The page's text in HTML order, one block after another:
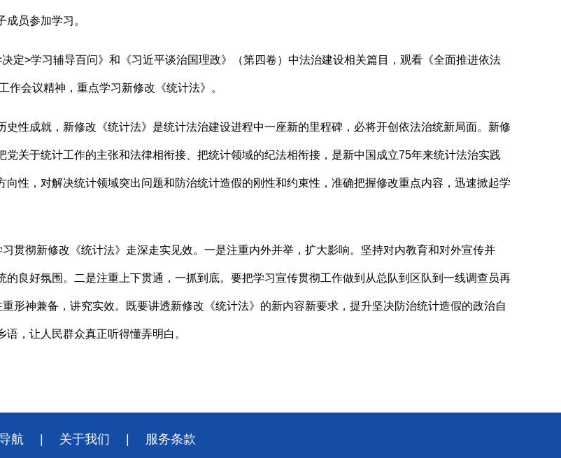
员参加学习。
定>学习辅导百问》 和 《习近平谈治国理政》（第四卷） 中法治建设相关篇目，观看《全面推进依法
作会议精神，重点学习新修改《统计法》。
性成就，新修改《统计法》是统计法治建设进程中一座新的里程碑，必将开创依法治统新局面。新修
关于统计工作的主张和法律相衔接、把统计领域的纪法相衔接，是新中国成立75年来统计法治实践
性，对解决统计领域突出问题和防治统计造假的刚性和约束性，准确把握修改重点内容，迅速掀起学
贯彻新修改《统计法》走深走实见效。一是注重内外并举，扩大影响。坚持对内教育和对外宣传并
良好氛围。二是注重上下贯通，一抓到底。要把学习宣传贯彻工作做到从总队到区队到一线调查员再
形神兼备，讲究实效。既要讲透新修改《统计法》的新内容新要求，提升坚决防治统计造假的政治自
，让人民群众真正听得懂弄明白。
航 关于我们 服务条款